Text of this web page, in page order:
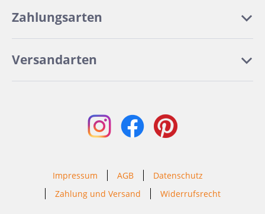
Zahlungsarten
Versandarten
Impressum AGB
Datenschutz
Zahlung und Versand
Widerrufsrecht